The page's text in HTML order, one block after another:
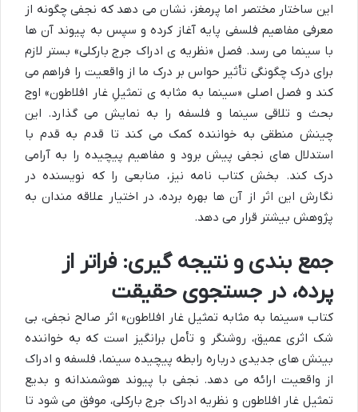
این ساختار مختصر اما پرمغز، نشان می دهد که نجفی چگونه از
معرفی مفاهیم فلسفی پایه آغاز کرده و سپس به پیوند آن ها
با سینما می رسد. فصل «نظریه ی ادراک جرج بارکلی» بستر لازم
برای درک چگونگی تأثیر حواس بر درک ما از واقعیت را فراهم می
کند و فصل اصلی «سینما به مثابه ی تمثیلِ غار افلاطون» اوج
بحث و تلاقی سینما و فلسفه را به نمایش می گذارد. این
چینش منطقی به خواننده کمک می کند تا قدم به قدم با
استدلال های نجفی پیش برود و مفاهیم پیچیده را به آرامی
درک کند. بخش کتاب نامه نیز، منابعی را که نویسنده در
نگارش این اثر از آن ها بهره برده، در اختیار علاقه مندان به
پژوهش بیشتر قرار می دهد.
جمع بندی و نتیجه گیری: فراتر از
پرده، در جستجوی حقیقت
کتاب «سینما به مثابه تمثیل غار افلاطون» اثر صالح نجفی، بی
شک اثری عمیق، روشنگر و تأمل برانگیز است که به خواننده
بینش های جدیدی درباره رابطه پیچیده سینما، فلسفه و ادراک
از واقعیت ارائه می دهد. نجفی با پیوند هوشمندانه و بدیع
تمثیل غار افلاطون و نظریه ادراک جرج بارکلی، موفق می شود تا